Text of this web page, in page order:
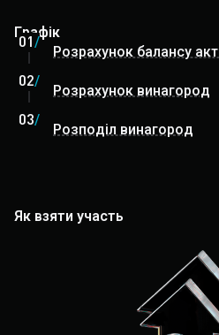
Графік
01/
Розрахунок балансу
02/
Розрахунок винагород
03/
Розподіл винагород
Як взяти участь